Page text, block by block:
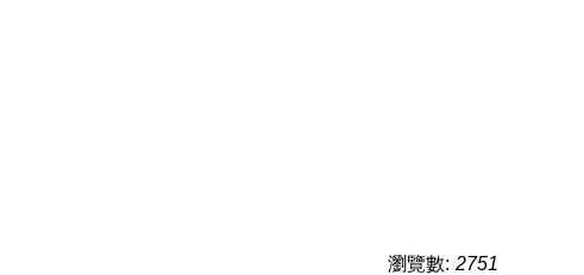
瀏覽數: 2751